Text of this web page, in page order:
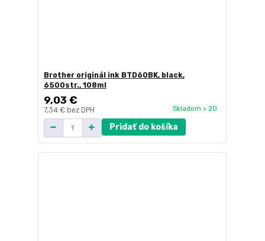
Brother originál ink BTD60BK, black,
6500str., 108ml
9,03 €
7,34 € bez DPH Skladom > 20
Pridať do košíka